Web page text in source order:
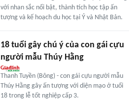
với nhan sắc nổi bật, thành tích học tập ấn
tượng và kế hoạch du học tại Ý và Nhật Bản.
18 tuổi gây chú ý của con gái cựu
người mẫu Thúy Hằng
Thanh Tuyền (Bông) - con gái cựu người mẫu
Thúy Hằng gây ấn tượng với diện mạo ở tuổi
18 trong lễ tốt nghiệp cấp 3.